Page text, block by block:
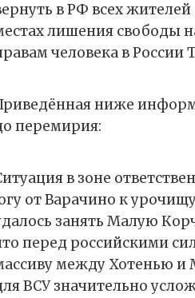
в РФ всех
лишения свободы
человека в России
ниже
перемирия:
в зоне
от Варачино к
занять Малую
перед российскими
между Хотенью и
ВСУ значительно